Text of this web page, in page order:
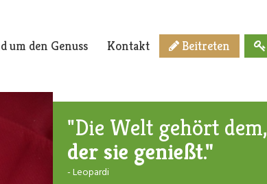
um den Genuss Kontakt Beitreten
"Die Welt gehört dem,
der sie genießt."
- Leopardi